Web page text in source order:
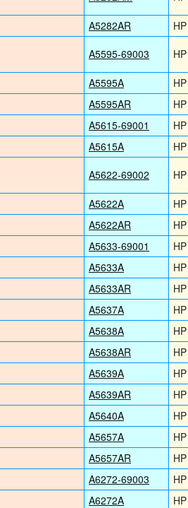
A5282AR
HP
A5595-69003
HP
A5595A
HP
A5595AR
HP
A5615-69001
HP
A5615A
HP
A5622-69002
HP
A5622A
HP
A5622AR
HP
A5633-69001
HP
A5633A
HP
A5633AR
HP
A5637A
HP
A5638A
HP
A5638AR
HP
A5639A
HP
A5639AR
HP
A5640A
HP
A5657A
HP
A5657AR
HP
A6272-69003
HP
A6272A
HP